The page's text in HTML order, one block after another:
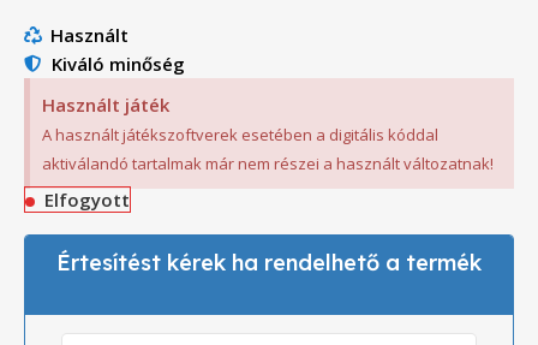
Használt
Kiváló minőség
Használt játék
A használt játékszoftverek esetében a digitális kóddal
aktiválandó tartalmak már nem részei a használt változatnak!
Elfogyott
Értesítést kérek ha rendelhető a termék